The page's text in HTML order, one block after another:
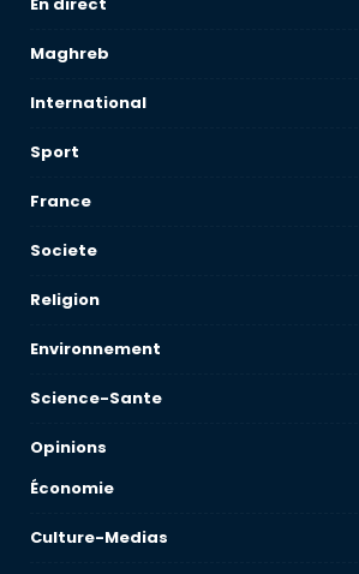
Maghreb
International
Sport
France
Societe
Religion
Environnement
Science-Sante
Opinions
Économie
Culture-Medias